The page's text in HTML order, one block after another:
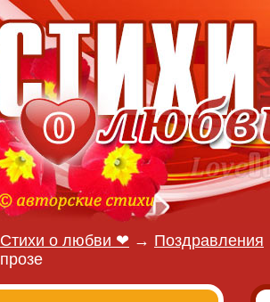
Стихи о любви ❤ → Поздравления
прозе